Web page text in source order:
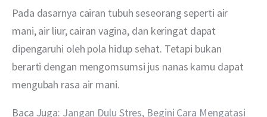
Pada dasarnya cairan tubuh seseorang seperti air
mani, air liur, cairan vagina, dan keringat dapat
dipengaruhi oleh pola hidup sehat. Tetapi bukan
berarti dengan mengomsumsi jus nanas kamu dapat
mengubah rasa air mani.
Baca Juga: Jangan Dulu Stres, Begini Cara Mengatasi